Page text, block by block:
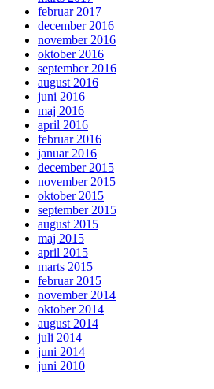
februar 2017
december 2016
november 2016
oktober 2016
september 2016
august 2016
juni 2016
maj 2016
april 2016
februar 2016
januar 2016
december 2015
november 2015
oktober 2015
september 2015
august 2015
maj 2015
april 2015
marts 2015
februar 2015
november 2014
oktober 2014
august 2014
juli 2014
juni 2014
juni 2010